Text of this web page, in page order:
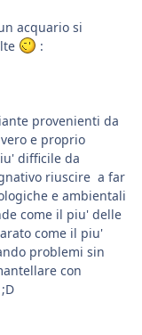
acquario si
:
provenienti da
e proprio
difficile da
riuscire a far
e ambientali
come il piu' delle
come il piu'
problemi sin
con